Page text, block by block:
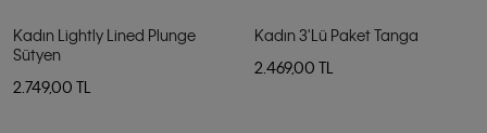
Kadın Lightly Lined Plunge
Sütyen
2.749,00 TL
Kadın 3'lü Paket Tanga
2.469,00 TL